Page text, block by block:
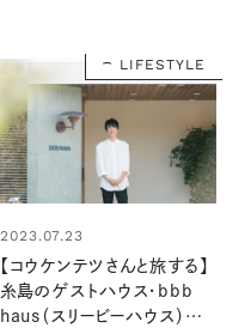
LIFESTYLE
2023.07.23
【コウケンテツさんと旅する】
糸島のゲストハウス・bbb
haus（スリービーハウス）で